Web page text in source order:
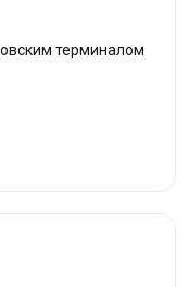
терминалом